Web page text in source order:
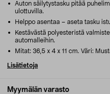
Myymälän varasto
Auton säilytystasku pitää
ulottuvilla.
Helppo asentaa – aseta tasku
Kestävästä polyesteristä
automalleihin.
Mitat: 36,5 x 4 x 11 cm. Väri:
Lisätietoja